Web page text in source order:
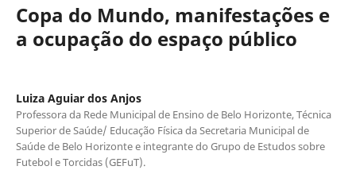
Copa do Mundo, manifestações e
a ocupação do espaço público
Luiza Aguiar dos Anjos
Professora da Rede Municipal de Ensino de Belo Horizonte, Técnica
Superior de Saúde/ Educação Física da Secretaria Municipal de
Saúde de Belo Horizonte e integrante do Grupo de Estudos sobre
Futebol e Torcidas (GEFuT).